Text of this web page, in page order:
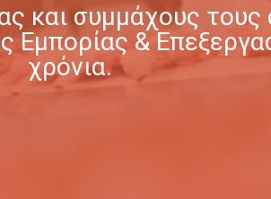
και συμμάχους τους
Εμπορίας &
χρόνια.